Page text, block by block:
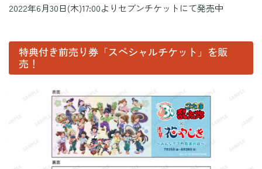
2022年6月30日(木)17:00よりセブンチケットにて発売中
特典付き前売り券「スペシャルチケット」を販
売！